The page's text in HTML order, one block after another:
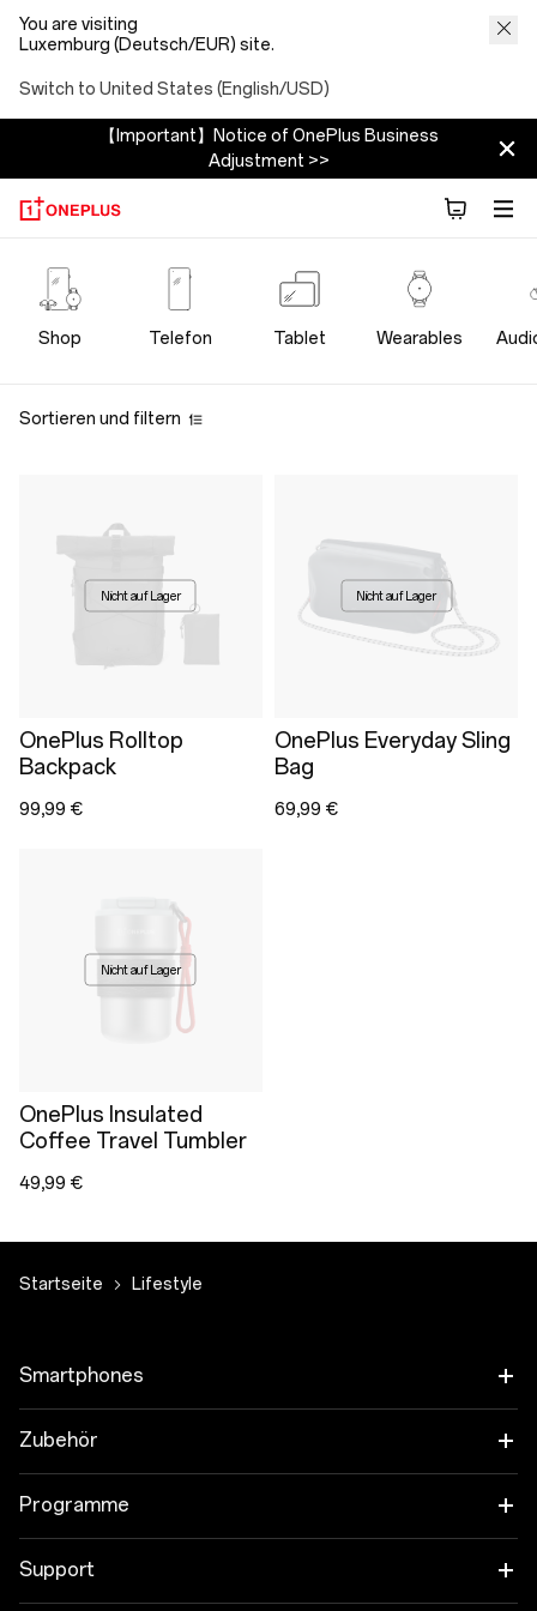
You are visiting
Luxemburg (Deutsch/EUR) site.
Switch to United States (English/USD)
【Important】Notice of OnePlus Business
Adjustment >>
OnePlus
Lifestyle
Shop Telefon Tablet Wearables
Sortieren und filtern
Nicht auf Lager
OnePlus Rolltop
Backpack
99,99 €
Nicht auf Lager
OnePlus Everyday Sling
Bag
69,99 €
Nicht auf Lager
OnePlus Insulated
Coffee Travel Tumbler
49,99 €
Startseite Lifestyle
Smartphones
OnePlus 15
OnePlus Nord 5
Zubehör
Tablet
Programme
Verbinde deine OnePlus-Geräte
Support